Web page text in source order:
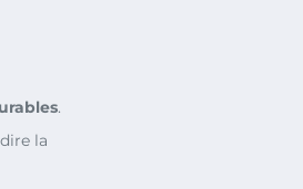
.
la